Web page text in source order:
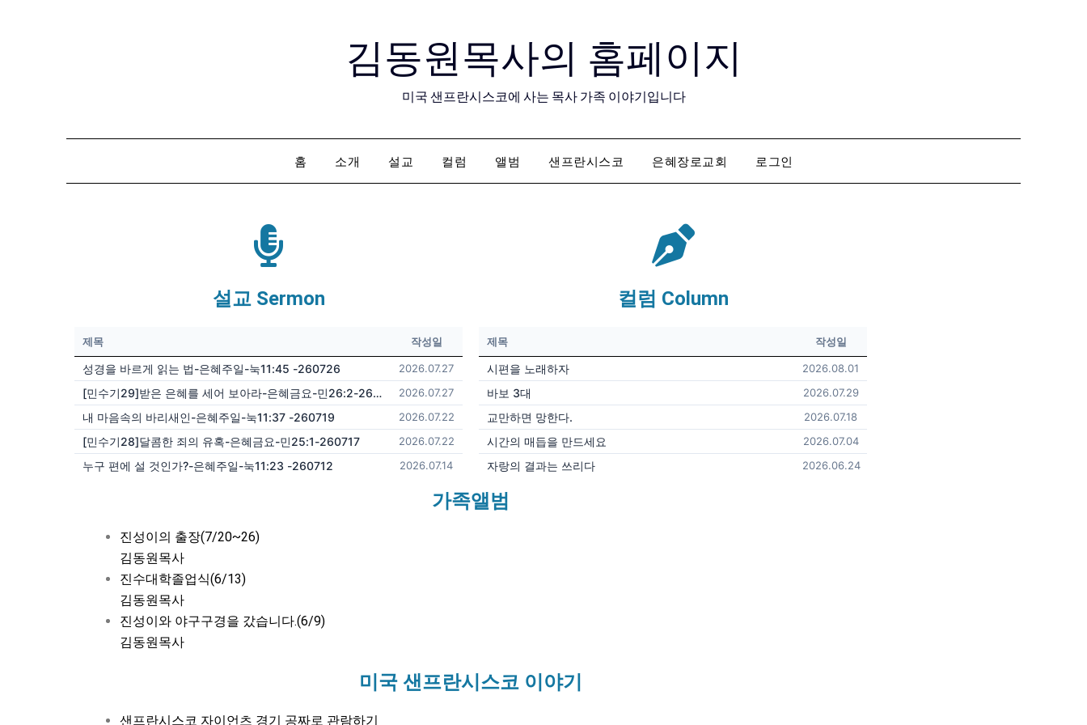
김동원목사의 홈페이지
미국 샌프란시스코에 사는 목사 가족 이야기입니다
홈 소개 설교 컬럼 앨범 샌프란시스코 은혜장로교회 로그인
설교 Sermon
제목 작성일
성경을 바르게 읽는 법-은혜주일-눅11:45 -260726 2026.07.27
[민수기29]받은 은혜를 세어 보아라-은혜금요-민26:2-260724 2026.07.27
내 마음속의 바리새인-은혜주일-눅11:37 -260719 2026.07.22
[민수기28]달콤한 죄의 유혹-은혜금요-민25:1-260717 2026.07.22
누구 편에 설 것인가?-은혜주일-눅11:23 -260712 2026.07.14
컬럼 Column
제목 작성일
시편을 노래하자 2026.08.01
바보 3대 2026.07.29
교만하면 망한다. 2026.07.18
시간의 매듭을 만드세요 2026.07.04
자랑의 결과는 쓰리다 2026.06.24
가족앨범
진성이의 출장(7/20~26)
김동원목사
진수대학졸업식(6/13)
김동원목사
진성이와 야구구경을 갔습니다.(6/9)
김동원목사
미국 샌프란시스코 이야기
샌프란시스코 자이언츠 경기 공짜로 관람하기